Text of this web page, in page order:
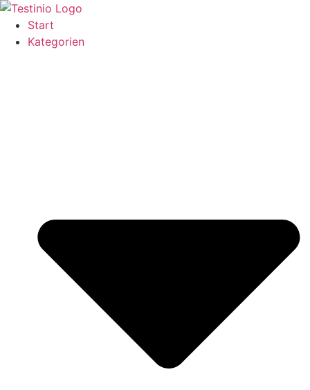
Zum
Inhalt
springen
Start
Kategorien